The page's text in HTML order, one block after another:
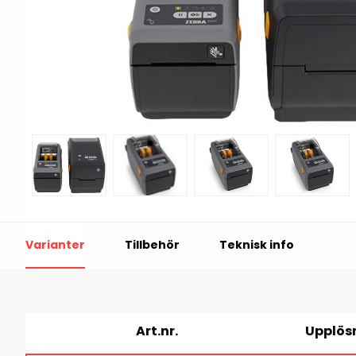
Kringutrustning
Tillbehör skrivare
Etiketthållare och
Förbrukning
bläckstråleskrivare
Varningsetiketter
RFID Handdatorer
Fasta RFID Läsare
PC-serien
Varianter Tillbehör Teknisk info
Art.nr.